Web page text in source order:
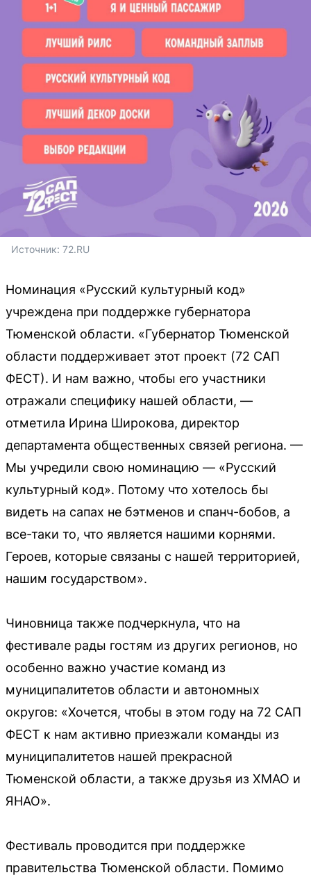
Источник: 72.RU
Номинация «Русский культурный код»
учреждена при поддержке губернатора
Тюменской области. «Губернатор Тюменской
области поддерживает этот проект (72 САП
ФЕСТ). И нам важно, чтобы его участники
отражали специфику нашей области, —
отметила Ирина Широкова, директор
департамента общественных связей региона. —
Мы учредили свою номинацию — «Русский
культурный код». Потому что хотелось бы
видеть на сапах не бэтменов и спанч-бобов, а
все-таки то, что является нашими корнями.
Героев, которые связаны с нашей территорией,
нашим государством».
Чиновница также подчеркнула, что на
фестивале рады гостям из других регионов, но
особенно важно участие команд из
муниципалитетов области и автономных
округов: «Хочется, чтобы в этом году на 72 САП
ФЕСТ к нам активно приезжали команды из
муниципалитетов нашей прекрасной
Тюменской области, а также друзья из ХМАО и
ЯНАО».
Фестиваль проводится при поддержке
правительства Тюменской области. Помимо